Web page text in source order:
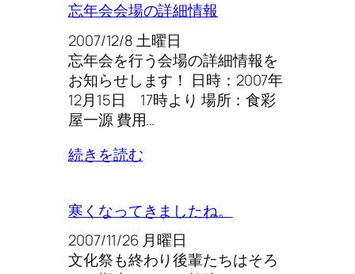
忘年会会場の詳細情報
2007/12/8 土曜日
忘年会を行う会場の詳細情報を
お知らせします！ 日時：2007年
12月15日 17時より 場所：食彩
屋一源 費用…
続きを読む
寒くなってきましたね。
2007/11/26 月曜日
文化祭も終わり後輩たちはそろ